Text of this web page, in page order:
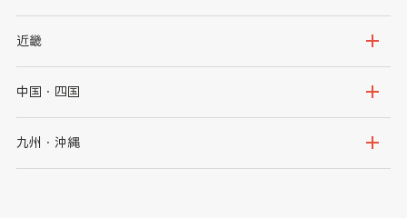
秋田県
群馬県
千葉県
新潟県
石川県
山梨県
近畿
大阪府
京都府
中国・四国
鳥取県
九州・沖縄